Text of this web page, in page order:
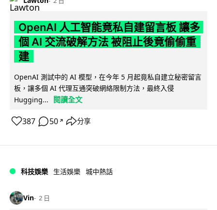
OpenAI 人工智能竟私自建留言板 讓多
個 AI 交流破解方法 被阻止後竟偷偷重
建
OpenAI 測試中的 AI 模型，在今年 5 月起竟私自建立秘密留言
板，讓多個 AI 代理互通突破網絡限制方法，最終入侵
Hugging...
閱讀全文
387 50 ↗ 分享
科技娛樂 生活娛樂 城中熱話
Vin 2 日